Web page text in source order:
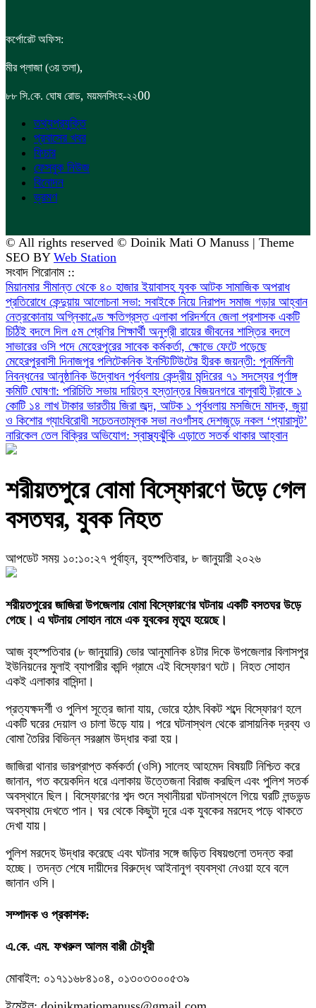
কর্পোরেট অফিস:
মীর প্লাজা (৩য় তলা),
৮৮ সি.কে. ঘোষ রোড, ময়মনসিংহ-২২00
তথ্যপ্রযুক্তি
প্রবাসের খবর
ফিচার
ফেসবুক নিউজ
বিনোদন
ভ্রমণ
© All rights reserved © Doinik Mati O Manuss | Theme
SEO BY Web Station
সংবাদ শিরোনাম ::
মিয়ানমার সীমান্ত থেকে ৪০ হাজার ইয়াবাসহ যুবক আটক সামাজিক অপরাধ
প্রতিরোধে কেন্দুয়ায় আলোচনা সভা: সবাইকে নিয়ে নিরাপদ সমাজ গড়ার আহ্বান
নেত্রকোনায় অগ্নিকাণ্ডে ক্ষতিগ্রস্ত এলাকা পরিদর্শনে জেলা প্রশাসক একটি
চিঠিই বদলে দিল ৫ম শ্রেণির শিক্ষার্থী অনুশ্রী রায়ের জীবনের শাস্তির বদলে
সাভারের ওসি পদে মেহেরপুরের সাবেক কর্মকর্তা, ক্ষোভে ফেটে পড়েছে
মেহেরপুরবাসী দিনাজপুর পলিটেকনিক ইনস্টিটিউটের হীরক জয়ন্তী: পুনর্মিলনী
নিবন্ধনের আনুষ্ঠানিক উদ্বোধন পূর্বধলায় কেন্দ্রীয় মন্দিরের ৭১ সদস্যের পূর্ণাঙ্গ
কমিটি ঘোষণা: পরিচিতি সভায় দায়িত্ব হস্তান্তর বিজয়নগরে বালুবাহী ট্রাকে ১
কোটি ১৪ লাখ টাকার ভারতীয় জিরা জব্দ, আটক ১ পূর্বধলায় মসজিদে মাদক, জুয়া
ও কিশোর গ্যাংবিরোধী সচেতনতামূলক সভা নওগাঁসহ দেশজুড়ে নকল ‘প্যারাসুট’
নারিকেল তেল বিক্রির অভিযোগ: স্বাস্থ্যঝুঁকি এড়াতে সতর্ক থাকার আহ্বান
শরীয়তপুরে বোমা বিস্ফোরণে উড়ে গেল
বসতঘর, যুবক নিহত
আপডেট সময় ১০:১০:২৭ পূর্বাহ্ন, বৃহস্পতিবার, ৮ জানুয়ারী ২০২৬
শরীয়তপুরের জাজিরা উপজেলায় বোমা বিস্ফোরণের ঘটনায় একটি বসতঘর উড়ে
গেছে। এ ঘটনায় সোহান নামে এক যুবকের মৃত্যু হয়েছে।
আজ বৃহস্পতিবার (৮ জানুয়ারি) ভোর আনুমানিক ৪টার দিকে উপজেলার বিলাসপুর
ইউনিয়নের মুলাই ব্যাপারীর কান্দি গ্রামে এই বিস্ফোরণ ঘটে। নিহত সোহান
একই এলাকার বাসিন্দা।
প্রত্যক্ষদর্শী ও পুলিশ সূত্রে জানা যায়, ভোরে হঠাৎ বিকট শব্দে বিস্ফোরণ হলে
একটি ঘরের দেয়াল ও চালা উড়ে যায়। পরে ঘটনাস্থল থেকে রাসায়নিক দ্রব্য ও
বোমা তৈরির বিভিন্ন সরঞ্জাম উদ্ধার করা হয়।
জাজিরা থানার ভারপ্রাপ্ত কর্মকর্তা (ওসি) সালেহ আহমেদ বিষয়টি নিশ্চিত করে
জানান, গত কয়েকদিন ধরে এলাকায় উত্তেজনা বিরাজ করছিল এবং পুলিশ সতর্ক
অবস্থানে ছিল। বিস্ফোরণের শব্দ শুনে স্থানীয়রা ঘটনাস্থলে গিয়ে ঘরটি লন্ডভন্ড
অবস্থায় দেখতে পান। ঘর থেকে কিছুটা দূরে এক যুবকের মরদেহ পড়ে থাকতে
দেখা যায়।
পুলিশ মরদেহ উদ্ধার করেছে এবং ঘটনার সঙ্গে জড়িত বিষয়গুলো তদন্ত করা
হচ্ছে। তদন্ত শেষে দায়ীদের বিরুদ্ধে আইনানুগ ব্যবস্থা নেওয়া হবে বলে
জানান ওসি।
সম্পাদক ও প্রকাশক:
এ.কে. এম. ফখরুল আলম বাপ্পী চৌধুরী
মোবাইল: ০১৭১১৬৮৪১০৪, ০১৩০৩৩০০৫৩৯